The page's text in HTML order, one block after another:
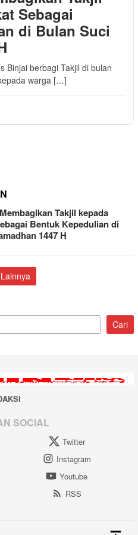
Sebagai
di Bulan Suci
Binjai berbagi Takjil di bulan
warga […]
Takjil kepada
Bentuk Kepedulian di
1447 H
Cari
SOCIAL
Twitter
Instagram
Youtube
RSS